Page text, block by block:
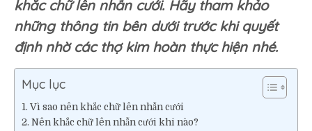
lên
nhẫn
khắc chữ lên nhẫn cưới. Hãy tham khảo
những thông tin bên dưới trước khi quyết
định nhờ các thợ kim hoàn thực hiện nhé.
Mục lục
Vì sao nên khắc chữ lên nhẫn cưới
Nên khắc chữ lên nhẫn cưới khi nào?